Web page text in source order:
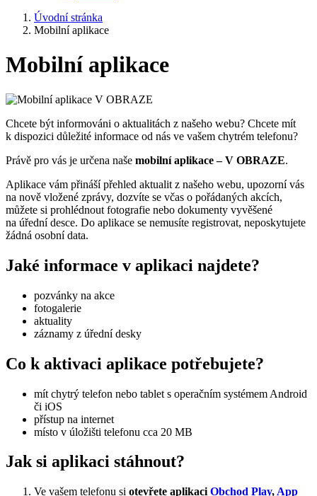
Úvodní stránka
Mobilní aplikace
Mobilní aplikace
Chcete být informováni o aktualitách z našeho webu? Chcete mít
k dispozici důležité informace od nás ve vašem chytrém telefonu?
Právě pro vás je určena naše mobilní aplikace – V OBRAZE.
Aplikace vám přináší přehled aktualit z našeho webu, upozorní vás
na nově vložené zprávy, dozvíte se včas o pořádaných akcích,
můžete si prohlédnout fotografie nebo dokumenty vyvěšené
na úřední desce. Do aplikace se nemusíte registrovat, neposkytujete
žádná osobní data.
Jaké informace v aplikaci najdete?
pozvánky na akce
fotogalerie
aktuality
záznamy z úřední desky
Co k aktivaci aplikace potřebujete?
mít chytrý telefon nebo tablet s operačním systémem Android
či iOS
přístup na internet
místo v úložišti telefonu cca 20 MB
Jak si aplikaci stáhnout?
Ve vašem telefonu si otevřete aplikaci Obchod Play, App